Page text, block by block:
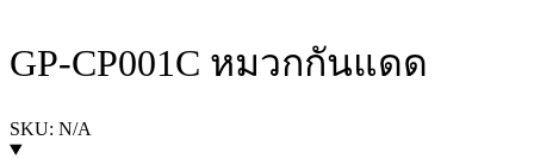
GP-CP001C หมวกกันแดด
SKU: N/A